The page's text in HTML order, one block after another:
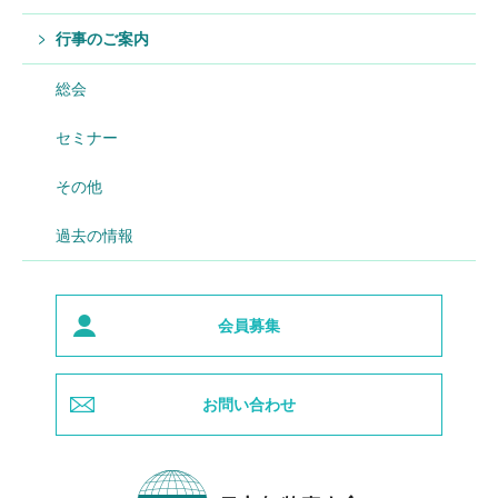
行事のご案内
総会
セミナー
その他
過去の情報
会員募集
お問い合わせ